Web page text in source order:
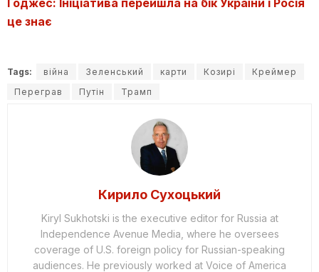
це знає
Tags: війна Зеленський карти Козирі
Креймер
Переграв
Путін Трамп
Кирило Сухоцький
Kiryl Sukhotski is the executive editor for Russia at
Independence Avenue Media, where he oversees
coverage of U.S. foreign policy for Russian-speaking
audiences. He previously worked at Voice of America